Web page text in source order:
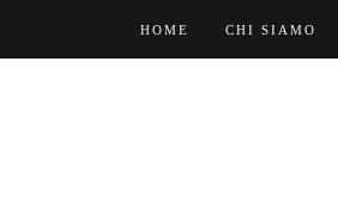
HOME CHI SIAMO